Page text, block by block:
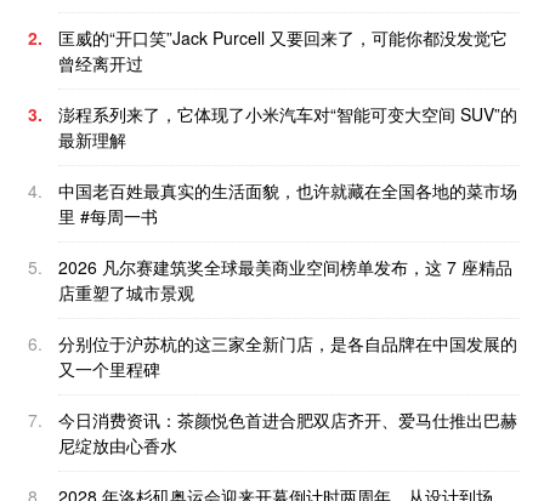
2.
匡威的“开口笑”Jack Purcell 又要回来了，可能你都没发觉它
曾经离开过
3.
澎程系列来了，它体现了小米汽车对“智能可变大空间 SUV”的
最新理解
4.
中国老百姓最真实的生活面貌，也许就藏在全国各地的菜市场
里 #每周一书
5.
2026 凡尔赛建筑奖全球最美商业空间榜单发布，这 7 座精品
店重塑了城市景观
6.
分别位于沪苏杭的这三家全新门店，是各自品牌在中国发展的
又一个里程碑
7.
今日消费资讯：茶颜悦色首进合肥双店齐开、爱马仕推出巴赫
尼绽放由心香水
8. 2028 年洛杉矶奥运会迎来开幕倒计时两周年，从设计到场